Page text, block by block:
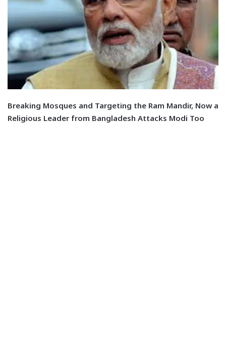
Breaking Mosques and Targeting the Ram Mandir, Now a
Religious Leader from Bangladesh Attacks Modi Too